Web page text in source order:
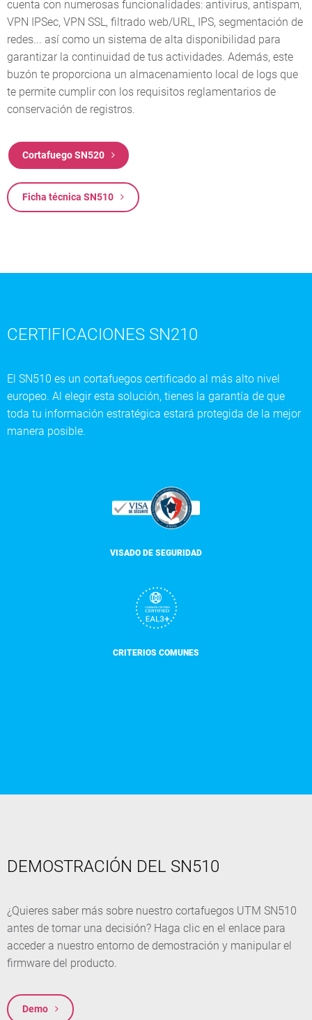
cuenta con numerosas funcionalidades: antivirus, antispam,
VPN IPSec, VPN SSL, filtrado web/URL, IPS, segmentación de
redes... así como un sistema de alta disponibilidad para
garantizar la continuidad de tus actividades. Además, este
buzón te proporciona un almacenamiento local de logs que
te permite cumplir con los requisitos reglamentarios de
conservación de registros.
Cortafuego SN520
Ficha técnica SN510
CERTIFICACIONES SN210
El SN510 es un cortafuegos certificado al más alto nivel
europeo. Al elegir esta solución, tienes la garantía de que
toda tu información estratégica estará protegida de la mejor
manera posible.
VISADO DE SEGURIDAD
CRITERIOS COMUNES
DEMOSTRACIÓN DEL SN510
¿Quieres saber más sobre nuestro cortafuegos UTM SN510
antes de tomar una decisión? Haga clic en el enlace para
acceder a nuestro entorno de demostración y manipular el
firmware del producto.
Demo